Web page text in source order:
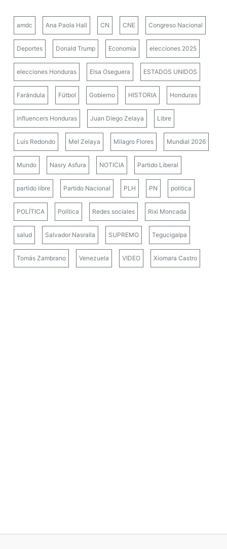
amdc Ana Paola Hall CN CNE Congreso Nacional
Deportes Donald Trump Economía elecciones 2025
elecciones Honduras Elsa Oseguera ESTADOS UNIDOS
Farándula Fútbol Gobierno HISTORIA Honduras
influencers Honduras Juan Diego Zelaya Libre
Luis Redondo Mel Zelaya Milagro Flores Mundial 2026
Mundo Nasry Asfura NOTICIA Partido Liberal
partido libre Partido Nacional PLH PN politica
POLÍTICA Política Redes sociales Rixi Moncada
salud Salvador Nasralla SUPREMO Tegucigalpa
Tomás Zambrano Venezuela VIDEO Xiomara Castro